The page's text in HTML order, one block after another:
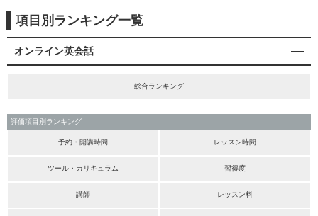
項目別ランキング一覧
オンライン英会話
総合ランキング
評価項目別ランキング
予約・開講時間 レッスン時間
ツール・カリキュラム 習得度
講師 レッスン料